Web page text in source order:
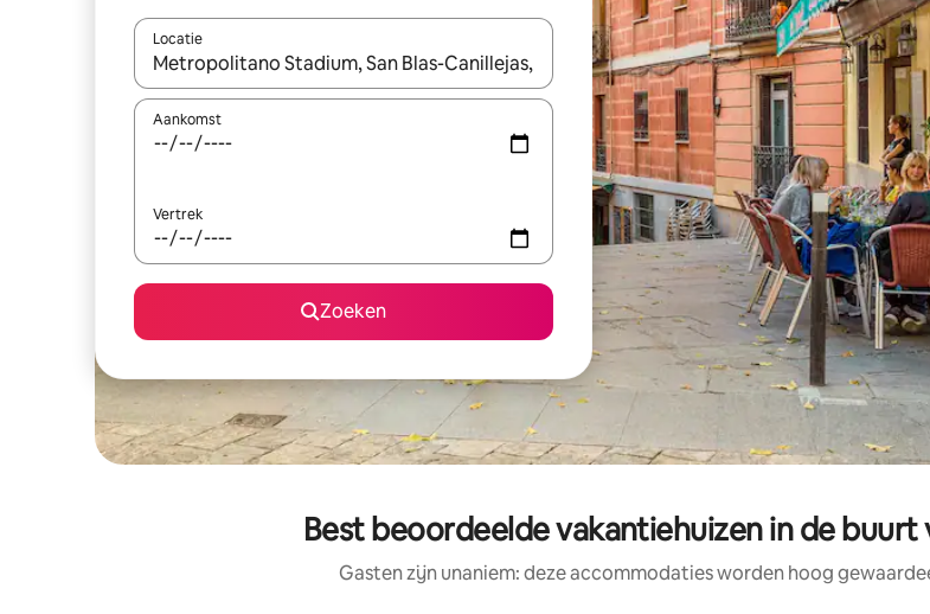
Locatie
Wanneer er resultaten beschikbaar zijn, maak je een keuze met je de pijltjestoetsen omhoog en
Aankomst
Vertrek
Zoeken
Best beoordeelde vakantiehuizen in de
Gasten zijn unaniem: deze accommodaties worden hoog